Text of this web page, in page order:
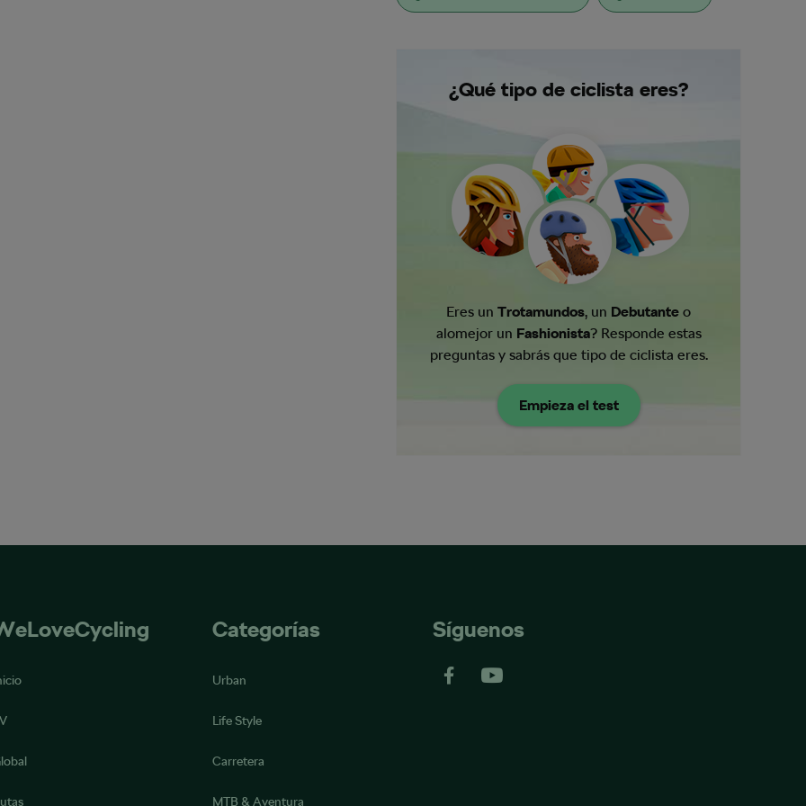
¿Qué tipo de ciclista eres?
Eres un Trotamundos, un Debutante o
alomejor un Fashionista? Responde estas
preguntas y sabrás que tipo de ciclista eres.
Empieza el test
Categorías
Urban
Life Style
Carretera
MTB & Aventura
Síguenos